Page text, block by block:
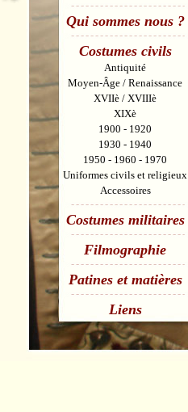
Qui sommes nous ?
Costumes civils
Antiquité
Moyen-Âge / Renaissance
XVIIè / XVIIIè
XIXè
1900 - 1920
1930 - 1940
1950 - 1960 - 1970
Uniformes civils et religieux
Accessoires
Costumes militaires
Filmographie
Patines et matières
Liens